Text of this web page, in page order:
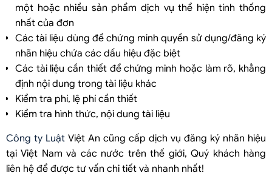
một hoặc nhiều sản phẩm dịch vụ thể hiện tính thống
nhất của đơn
Các tài liệu dùng để chứng minh quyền sử dụng/đăng ký
nhãn hiệu chứa các dấu hiệu đặc biệt
Các tài liệu cần thiết để chứng minh hoặc làm rõ, khẳng
định nội dung trong tài liệu khác
Kiểm tra phí, lệ phí cần thiết
Kiểm tra hình thức, nội dung tài liệu
Công ty Luật Việt An cũng cấp dịch vụ đăng ký nhãn hiệu
tại Việt Nam và các nước trên thế giới, Quý khách hàng
liên hệ để được tư vấn chi tiết và nhanh nhất!